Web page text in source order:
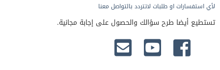
لأي استفسارات او طلبات لاتتردد بالتواصل معنا
تستطيع أيضا طرح سؤالك والحصول على إجابة مجانية.